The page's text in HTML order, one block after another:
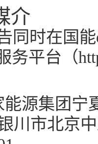
介
同时在国能
务平台（
源集团宁
川市北京